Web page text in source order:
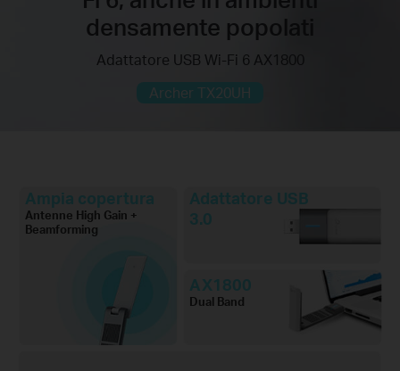
densamente popolati
Adattatore USB Wi-Fi 6 AX1800
Archer TX20UH
AX1800
Dual Band
Ampia copertura
Antenne High Gain +
Beamforming
Adattatore USB
3.0